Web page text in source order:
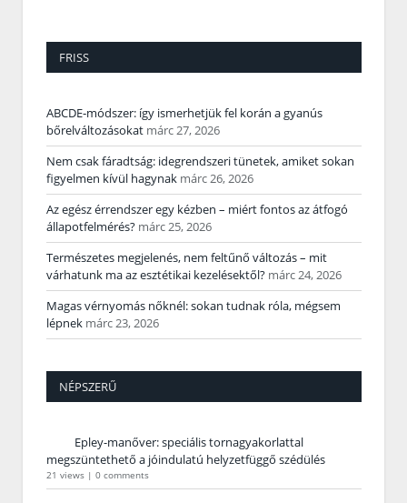
FRISS
ABCDE‑módszer: így ismerhetjük fel korán a gyanús
bőrelváltozásokat márc 27, 2026
Nem csak fáradtság: idegrendszeri tünetek, amiket sokan
figyelmen kívül hagynak márc 26, 2026
Az egész érrendszer egy kézben – miért fontos az átfogó
állapotfelmérés? márc 25, 2026
Természetes megjelenés, nem feltűnő változás – mit
várhatunk ma az esztétikai kezelésektől? márc 24, 2026
Magas vérnyomás nőknél: sokan tudnak róla, mégsem
lépnek márc 23, 2026
NÉPSZERŰ
Epley-manőver: speciális tornagyakorlattal
megszüntethető a jóindulatú helyzetfüggő szédülés
21 views | 0 comments